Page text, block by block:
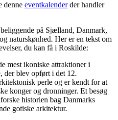
denne eventkalenderder handler
på Sjælland, Danmark,
naturskønhed. Her er en tekst om
du kan få i Roskilde:
mest ikoniske attraktioner i
der blev opført i det 12.
perle og er kendt for at
konger og dronninger. Et besøg
historien bag Danmarks
gotiske arkitektur.